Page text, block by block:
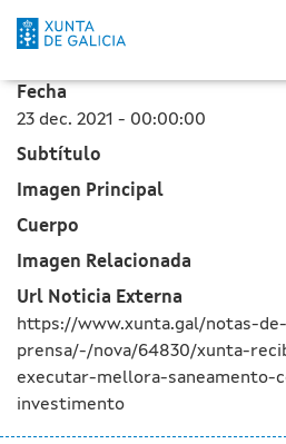
A Xunta recibe 9
Skip to Main Content
Fecha
23 dec. 2021 - 00:00:00
Subtítulo
Imagen Principal
Cuerpo
Imagen Relacionada
Url Noticia Externa
https://www.xunta.gal/notas-de-
prensa/-/nova/64830/xunta-
executar-mellora-saneamento-
investimento